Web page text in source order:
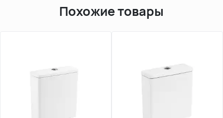
Похожие товары